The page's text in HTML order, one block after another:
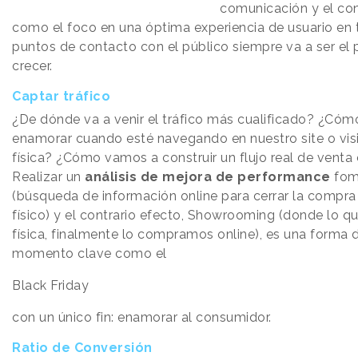
comunicación y el
como el foco en una óptima experiencia de usuario
puntos de contacto con el público siempre va a ser el
crecer.
Captar tráfico
¿De dónde va a venir el tráfico más cualificado?
enamorar cuando esté navegando en nuestro site o
física? ¿Cómo vamos a construir un flujo real de venta
Realizar un análisis de mejora de performance
(búsqueda de información online para cerrar la
físico) y el contrario efecto, Showrooming (donde lo
física, finalmente lo compramos online), es una forma
momento clave como el
Black Friday
con un único fin: enamorar al consumidor.
Ratio de Conversión